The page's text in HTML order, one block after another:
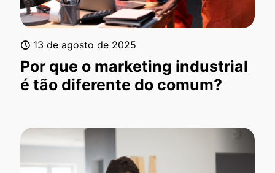
13 de agosto de 2025
Por que o marketing industrial
é tão diferente do comum?